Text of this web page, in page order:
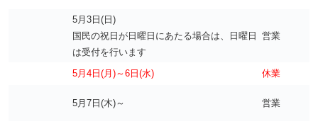
5月3日(日)
国民の祝日が日曜日にあたる場合は、日曜日
は受付を行います
営業
5月4日(月)～6日(水) 休業
5月7日(木)～ 営業